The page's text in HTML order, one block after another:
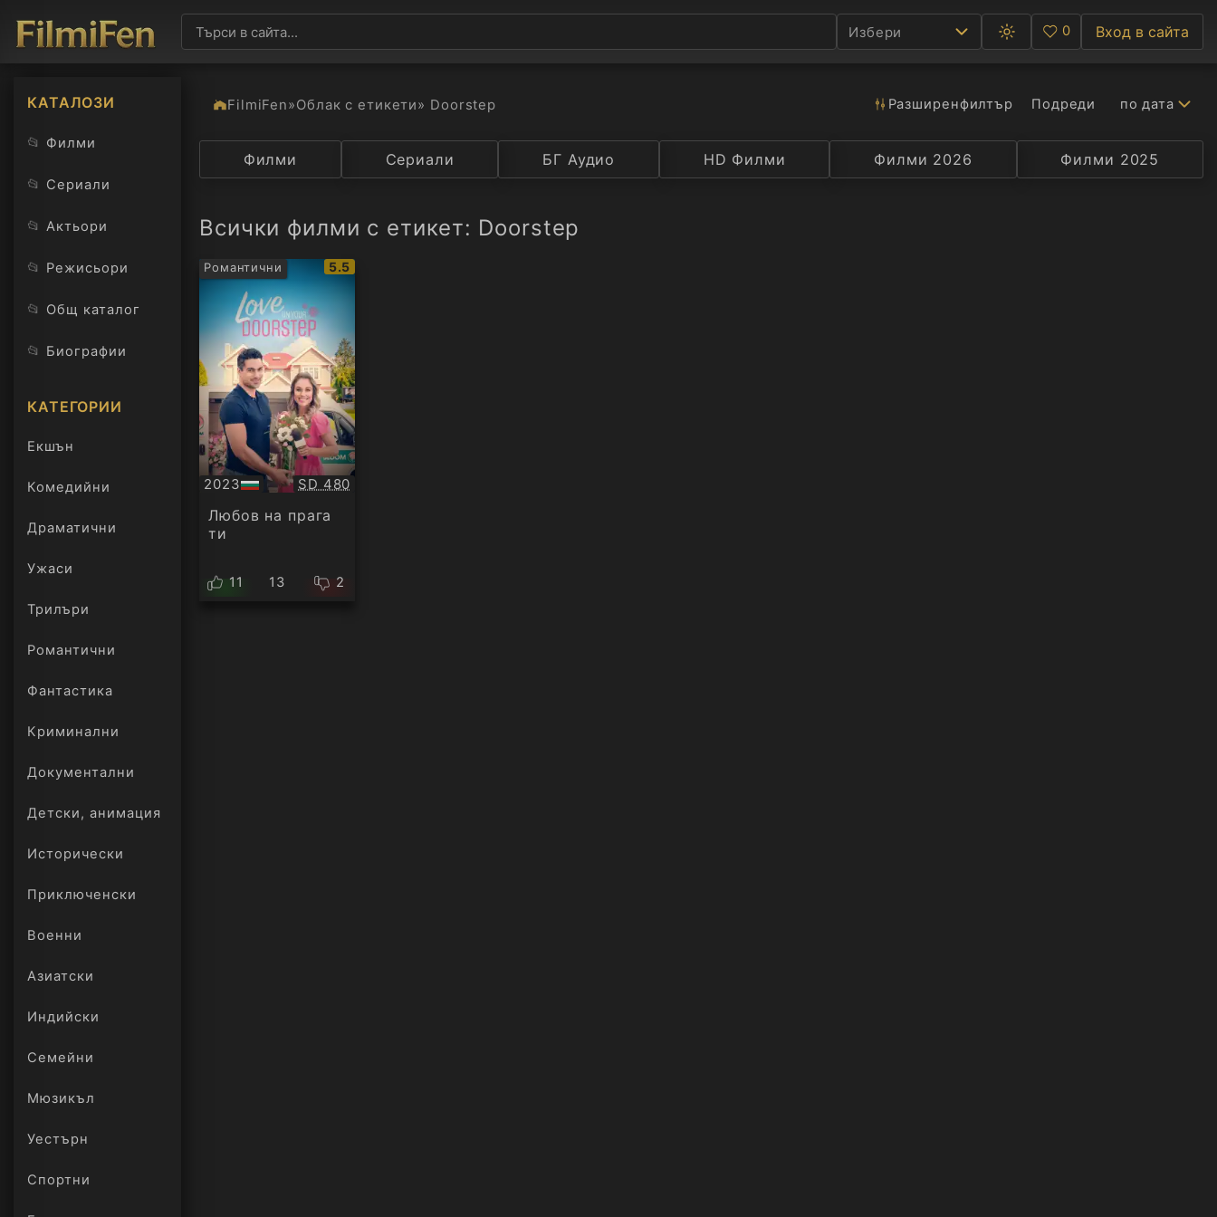
Избери
Превключване
между
светла
Любими
0 Вход в сайта
КАТАЛОЗИ
📂 Филми
📂 Сериали
📂 Актьори
📂 Режисьори
📂 Общ каталог
📂 Биографии
КАТЕГОРИИ
Екшън
Комедийни
Драматични
Ужаси
Трилъри
онлайн
Романтични
Фантастика
Криминални
Документални
Детски, анимация
Исторически
Приключенски
Военни
Азиатски
Индийски
Семейни
Мюзикъл
Уестърн
Спортни
FilmiFen»Облак с етикети» Doorstep Разширенфилтър Подреди по дата
Категория Държава Рейтинг Селекция Превод Актьор
Филми Сериали БГ Аудио HD Филми Филми 2026 Филми 2025
Всички филми с етикет: Doorstep
Романтични
IMDb
5.5
2023
БГ
аудио
Качество:
SD 480
Любов на прага
ти
11 13 2